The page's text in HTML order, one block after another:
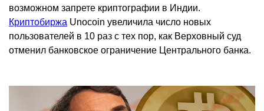
возможном запрете криптографии в Индии.
Криптобиржа Unocoin увеличила число новых
пользователей в 10 раз с тех пор, как Верховный суд
отменил банковское ограничение Центрального банка.